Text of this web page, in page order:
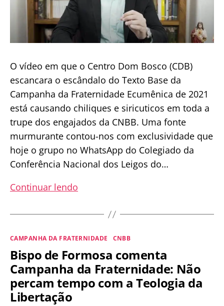
O vídeo em que o Centro Dom Bosco (CDB)
escancara o escândalo do Texto Base da
Campanha da Fraternidade Ecumênica de 2021
está causando chiliques e siricuticos em toda a
trupe dos engajados da CNBB. Uma fonte
murmurante contou-nos com exclusividade que
hoje o grupo no WhatsApp do Colegiado da
Conferência Nacional dos Leigos do…
Continuar lendo
Bosco
mira
da
CNLB,
após
Categorias
CAMPANHA DA FRATERNIDADE CNBB
Bispo de Formosa comenta
Campanha da Fraternidade: Não
percam tempo com a Teologia da
Libertação